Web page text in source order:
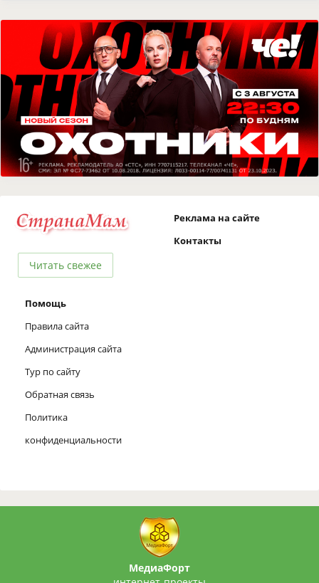
Читать свежее
Реклама на сайте
Контакты
Помощь
Правила сайта
Администрация сайта
Тур по сайту
Обратная связь
Политика
конфиденциальности
МедиаФорт